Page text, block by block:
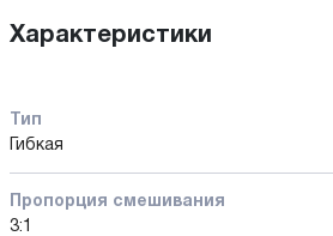
Характеристики
Тип
Гибкая
Пропорция смешивания
3:1